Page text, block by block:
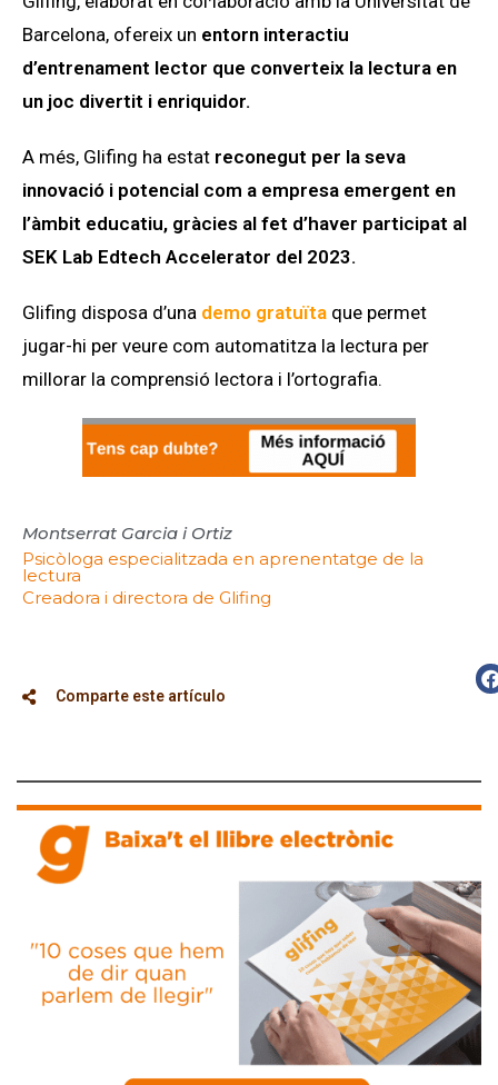
Barcelona, ofereix un entorn interactiu
d’entrenament lector que converteix la lectura en
un joc divertit i enriquidor.
A més, Glifing ha estat reconegut per la seva
innovació i potencial com a empresa emergent en
l’àmbit educatiu, gràcies al fet d’haver participat al
SEK Lab Edtech Accelerator del 2023.
Glifing disposa d’una demo gratuïta que permet
jugar-hi per veure com automatitza la lectura per
millorar la comprensió lectora i l’ortografia.
Montserrat Garcia i Ortiz
Psicòloga especialitzada en aprenentatge de la
lectura
Creadora i directora de Glifing
Comparte este artículo